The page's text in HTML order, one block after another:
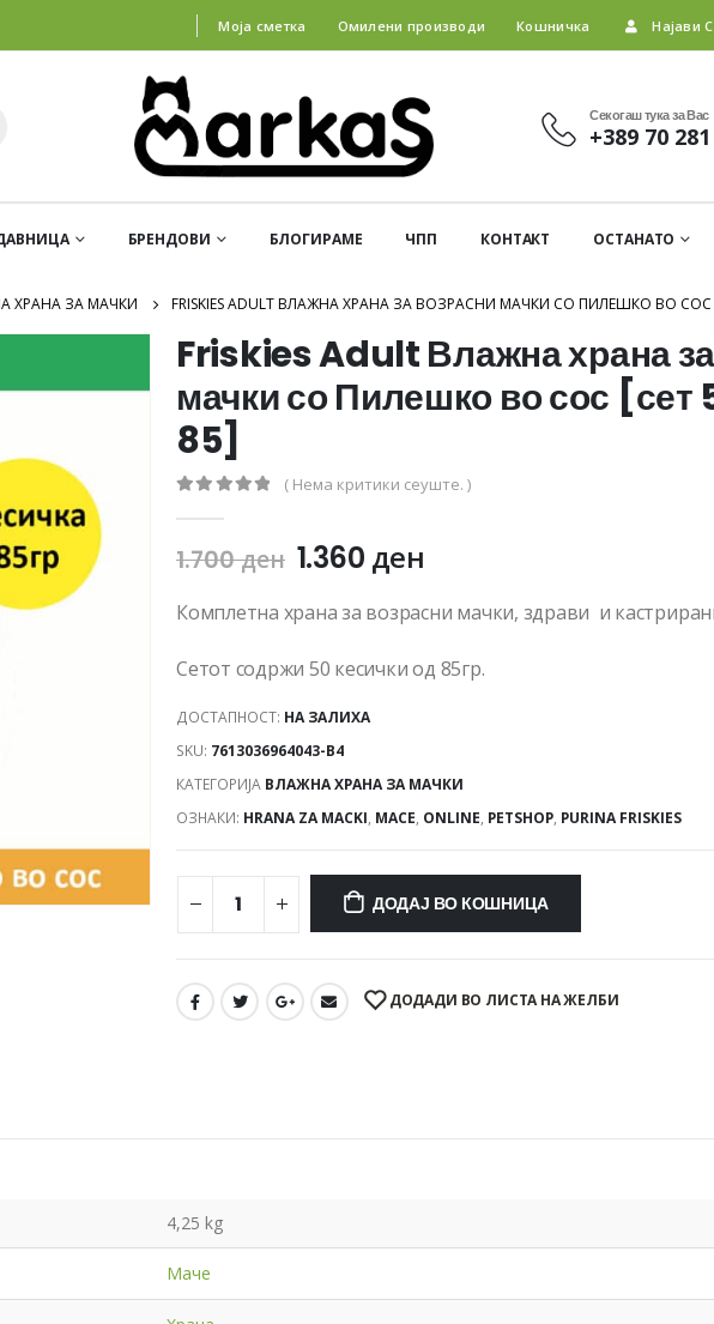
Моја сметка Омилени производи Кошничка Најави
Секогаш тука за Вас
+389 70
БРЕНДОВИ БЛОГИРАМЕ ЧПП КОНТАКТ ОСТАНАТО
ХРАНА ЗА МАЧКИ FRISKIES ADULT ВЛАЖНА ХРАНА ЗА ВОЗРАСНИ МАЧКИ СО ПИЛЕШКО ВО СОС
Friskies Adult Влажна храна
мачки со Пилешко во сос [сет
85]
( Нема критики сеуште. )
1.700ден 1.360 ден
Комплетна храна за возрасни мачки, здрави и
Сетот содржи 50 кесички од 85гр.
ДОСТАПНОСТ: НА ЗАЛИХА
SKU: 7613036964043-B4
КАТЕГОРИЈА ВЛАЖНА ХРАНА ЗА МАЧКИ
ОЗНАКИ: HRANA ZA MACKI, MACE, ONLINE, PETSHOP, PURINA FRISKIES
ДОДАЈ ВО КОШНИЦА
ДОДАДИ ВО ЛИСТА НА ЖЕЛБИ
4,25 kg
Маче